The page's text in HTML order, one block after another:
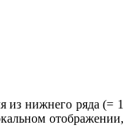
из нижнего ряда (= 1
отображении,